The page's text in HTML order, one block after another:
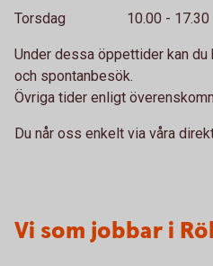
Torsdag 10.00 -
Under dessa öppettider kan du
och spontanbesök.
Övriga tider enligt
Du når oss enkelt via våra
Vi som jobbar i